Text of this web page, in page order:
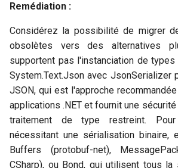
Remédiation :
Considérez la possibilité de migrer
obsolètes vers des alternatives
supportent pas l'instanciation de
System.Text.Json avec JsonSerializer
JSON, qui est l'approche
applications .NET et fournit une
traitement de type restreint.
nécessitant une sérialisation binaire,
Buffers (protobuf-net),
CSharp), ou Bond, qui utilisent tous la